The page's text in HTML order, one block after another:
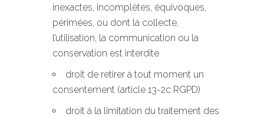
inexactes, incomplètes, équivoques,
périmées, ou dont la collecte,
l’utilisation, la communication ou la
conservation est interdite
droit de retirer à tout moment un
consentement (article 13-2c RGPD)
droit à la limitation du traitement des